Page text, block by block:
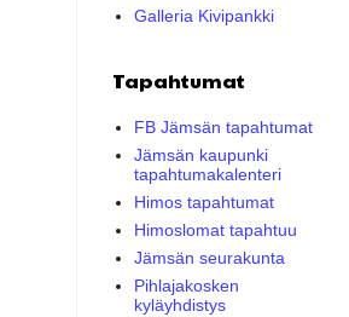
Galleria Kivipankki
Tapahtumat
FB Jämsän tapahtumat
Jämsän kaupunki
tapahtumakalenteri
Himos tapahtumat
Himoslomat tapahtuu
Jämsän seurakunta
Pihlajakosken
kyläyhdistys